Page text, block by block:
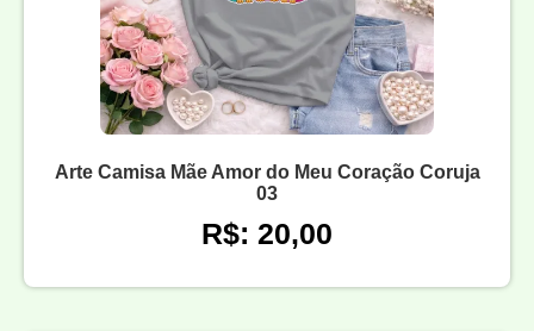
Arte Camisa Mãe Amor do Meu Coração Coruja
03
R$: 20,00